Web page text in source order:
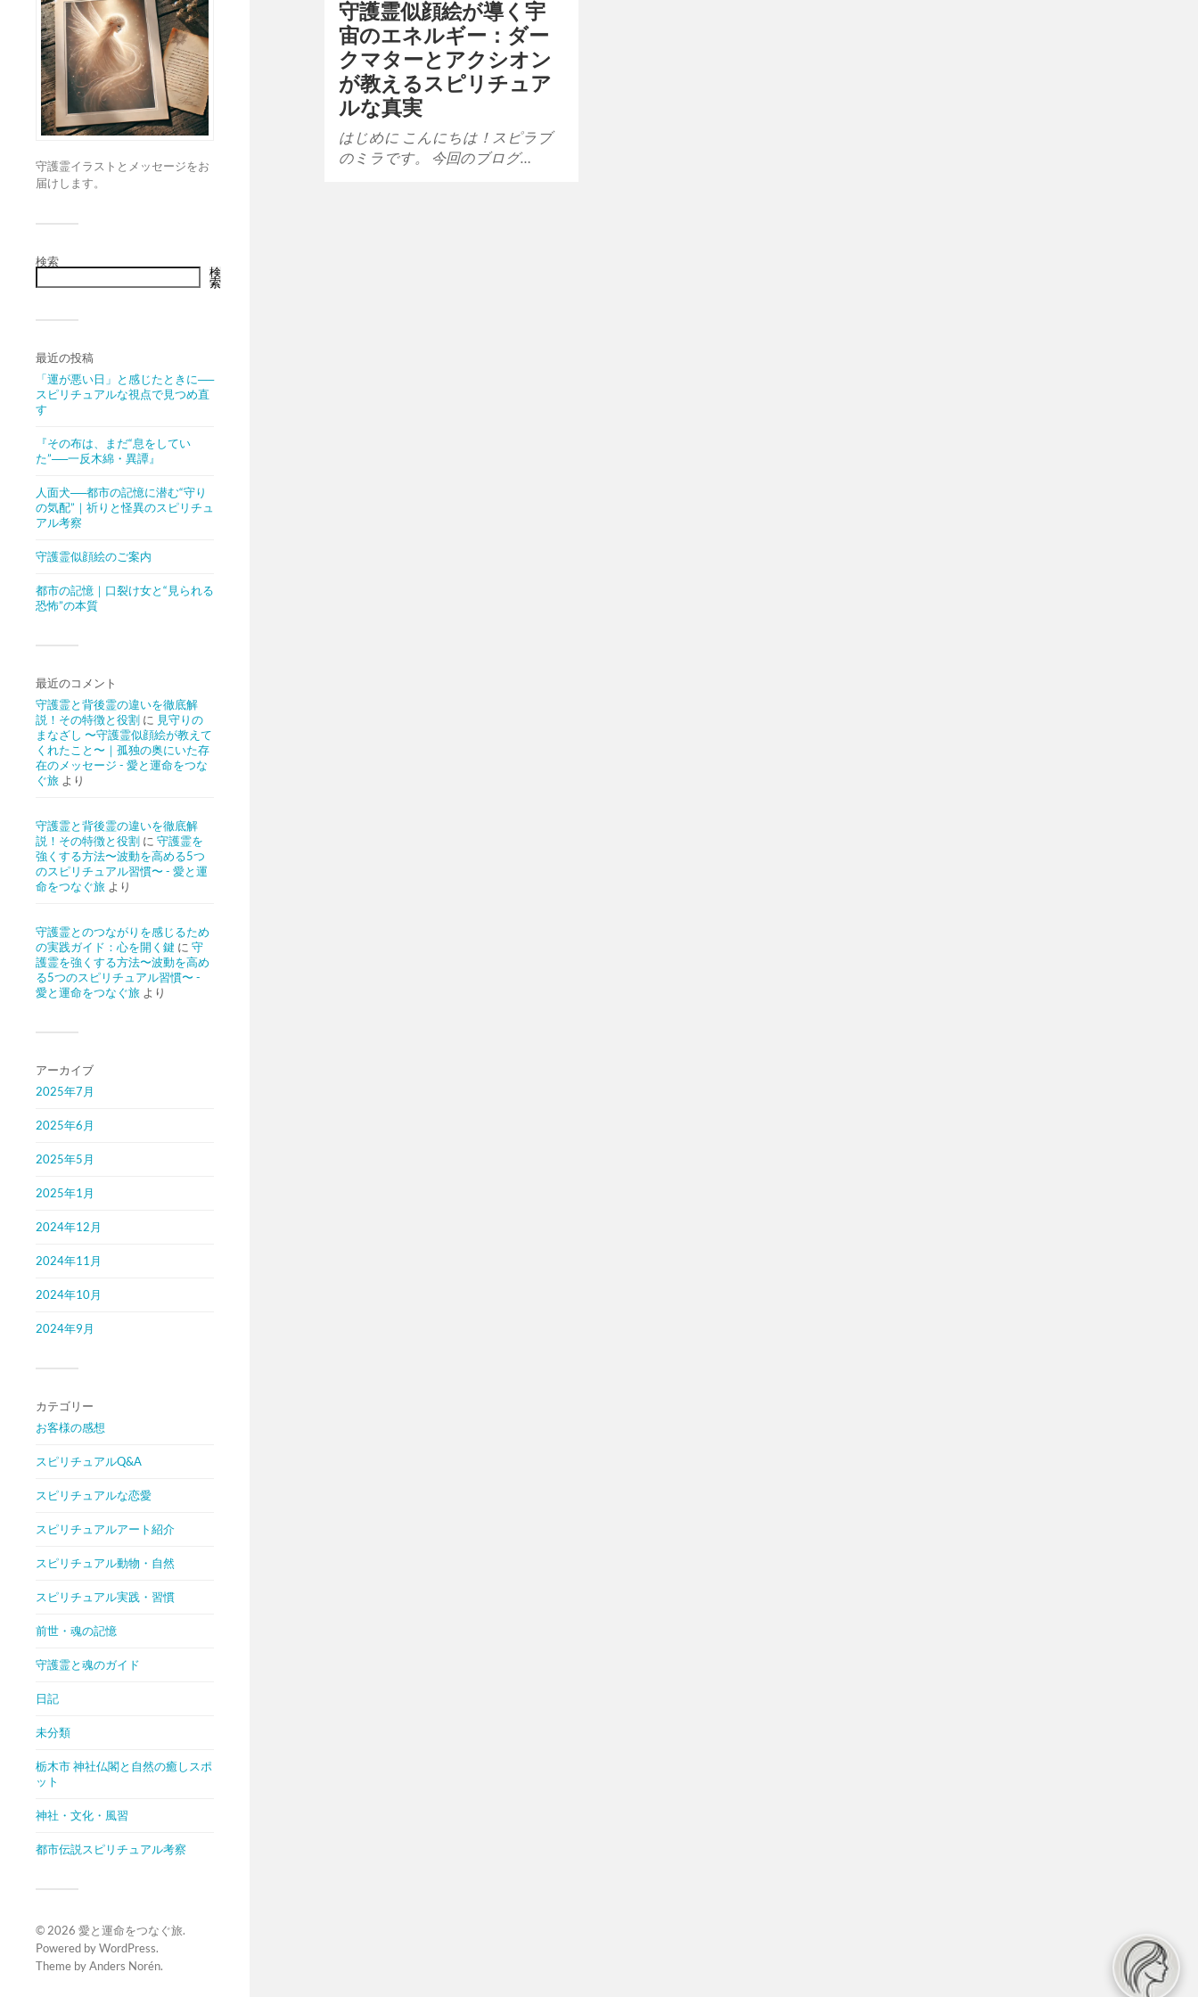
守護霊イラストとメッセージをお
届けします。
検索
検
索
最近の投稿
「運が悪い日」と感じたときに──
スピリチュアルな視点で見つめ直
す
『その布は、まだ“息をしてい
た”──一反木綿・異譚』
人面犬──都市の記憶に潜む“守り
の気配”｜祈りと怪異のスピリチュ
アル考察
守護霊似顔絵のご案内
都市の記憶｜口裂け女と“見られる
恐怖”の本質
最近のコメント
守護霊と背後霊の違いを徹底解
説！その特徴と役割 に 見守りの
まなざし 〜守護霊似顔絵が教えて
くれたこと〜｜孤独の奥にいた存
在のメッセージ - 愛と運命をつな
ぐ旅 より
守護霊と背後霊の違いを徹底解
説！その特徴と役割 に 守護霊を
強くする方法〜波動を高める5つ
のスピリチュアル習慣〜 - 愛と運
命をつなぐ旅 より
守護霊とのつながりを感じるため
の実践ガイド：心を開く鍵 に 守
護霊を強くする方法〜波動を高め
る5つのスピリチュアル習慣〜 -
愛と運命をつなぐ旅 より
アーカイブ
2025年7月
2025年6月
2025年5月
2025年1月
2024年12月
2024年11月
2024年10月
2024年9月
カテゴリー
お客様の感想
スピリチュアルQ&A
スピリチュアルな恋愛
スピリチュアルアート紹介
スピリチュアル動物・自然
スピリチュアル実践・習慣
前世・魂の記憶
守護霊と魂のガイド
日記
未分類
栃木市 神社仏閣と自然の癒しスポ
ット
神社・文化・風習
都市伝説スピリチュアル考察
© 2026 愛と運命をつなぐ旅.
Powered byWordPress.
Theme byAnders Norén.
守護霊似顔絵が導く宇
宙のエネルギー：ダー
クマターとアクシオン
が教えるスピリチュア
ルな真実
はじめに こんにちは！スピラブ
のミラです。 今回のブログ…